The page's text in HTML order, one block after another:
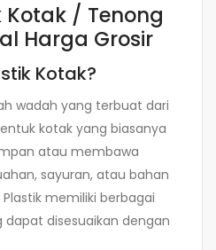
Kotak / Tenong
Harga Grosir
Kotak?
wadah yang terbuat dari
kotak yang biasanya
atau membawa
sayuran, atau bahan
memiliki berbagai
disesuaikan dengan